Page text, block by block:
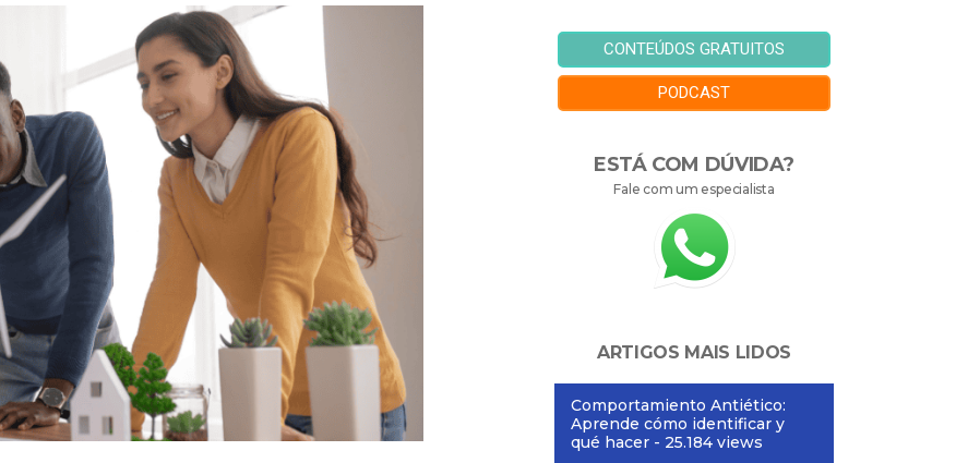
CONTEÚDOS GRATUITOS
PODCAST
ESTÁ COM DÚVIDA?
Fale com um especialista
ARTIGOS MAIS LIDOS
Comportamiento Antiético:
Aprende cómo identificar y
qué hacer - 25.184 views